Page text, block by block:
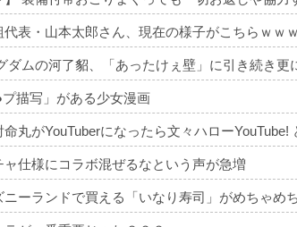
代表・山本太郎さん、現在の様子がこちらｗｗ
プ描写」がある少女漫画
命丸がYouTuberになったら文々ハロー
ャ仕様にコラボ混ぜるなという声が急増
ニーランドで買える「いなり寿司」がめちゃめ